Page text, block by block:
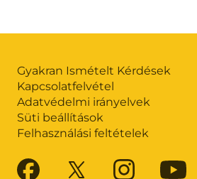
Gyakran Ismételt Kérdések
Kapcsolatfelvétel
Adatvédelmi irányelvek
Süti beállítások
Felhasználási feltételek